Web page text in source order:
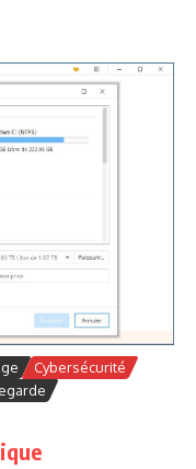
Cybersécurité